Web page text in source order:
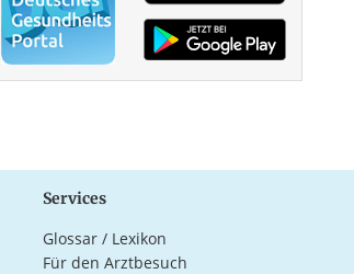
Services
Glossar / Lexikon
Für den Arztbesuch